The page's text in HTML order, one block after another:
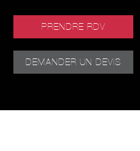
PRENDRE RDV
DEMANDER UN DEVIS